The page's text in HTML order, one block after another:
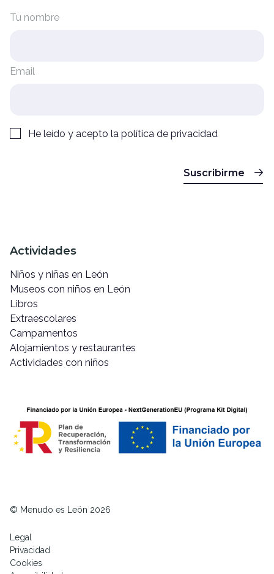
Tu nombre
Email
He leído y acepto la política de privacidad
Suscribirme
Actividades
Niños y niñas en León
Museos con niños en León
Libros
Extraescolares
Campamentos
Alojamientos y restaurantes
Actividades con niños
© Menudo es León 2026
Legal
Privacidad
Cookies